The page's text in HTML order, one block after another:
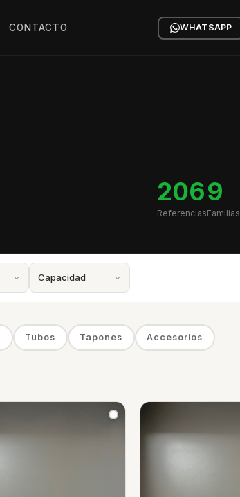
CONTACTO WHATSAPP
206
Referencias
9
Familias
Tubos Tapones Accesorios